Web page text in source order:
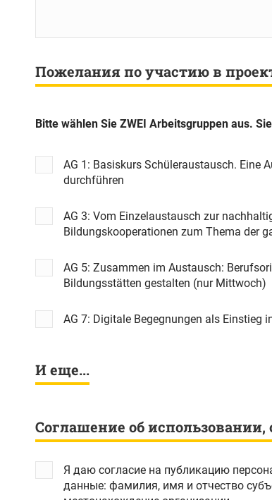
Пожелания по участию в
AG 1: Basiskurs Schüleraustausch. Eine
durchführen
AG 3: Vom Einzelaustausch zur
Bildungskooperationen zum Thema der
AG 5: Zusammen im Austausch:
Bildungsstätten gestalten (nur Mittwoch)
AG 7: Digitale Begegnungen als Einstieg
И еще...
Соглашение об
Я даю согласие на публикацию
данные: фамилия, имя и отчество субъекта персональных данных, электроная почта субъекта персональных данных, а также наименование и